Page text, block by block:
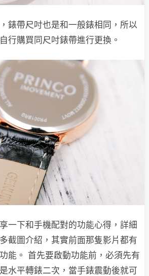
錶帶尺吋也是和一般錶相同，所以
行購買同尺吋錶帶進行更換。
一下和手機配對的功能心得，詳細
截圖介紹，其實前面那隻影片都有
能。 首先要啟動功能前，必須先有
水平轉錶二次，當手錶震動後就可